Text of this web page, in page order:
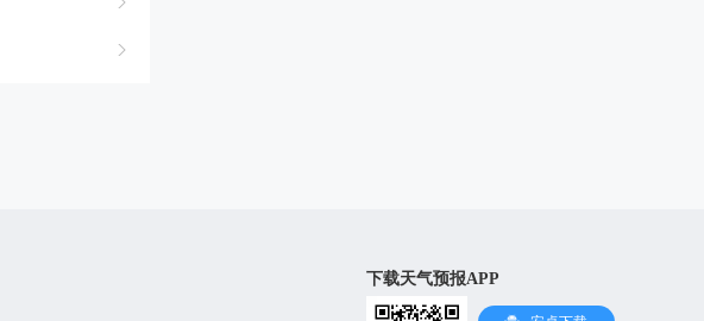
下载天气预报APP